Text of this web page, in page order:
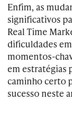
Enfim, as
significativos
Real Time
dificuldades
momentos-
em estratégias
caminho certo
sucesso neste